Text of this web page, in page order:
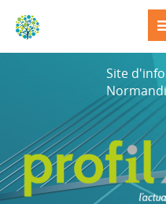
Site